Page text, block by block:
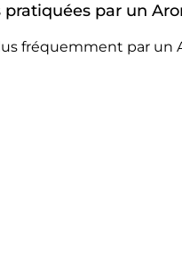
pratiquées par un
fréquemment par un